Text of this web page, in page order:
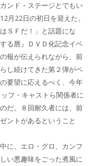
ンド・ステージとでもい
月22日の初日を迎えた。
ＳＦだ！」と話題にな
る唇』ＤＶＤ化記念イベ
報が伝えられながら、前
し続けてきた第２弾がベ
要望に応えるべく、今年
フ・キャストら関係者に
だ。８回耐久者には、前
ントがあるということ
に、エロ・グロ、カンフ
い悪趣味をごった煮風に